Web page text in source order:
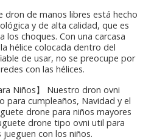
dron de manos libres está hecho
y de alta calidad, que es
los choques. Con una carcasa
hélice colocada dentro del
de usar, no se preocupe por
con las hélices.
Niños】 Nuestro dron ovni
para cumpleaños, Navidad y el
drone para niños mayores
drone tipo ovni util para
con los niños.